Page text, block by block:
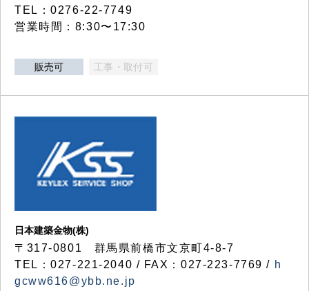
TEL：0276-22-7749
営業時間：8:30〜17:30
販売可 工事・取付可
日本建築金物(株)
〒317‐0801 群馬県前橋市文京町4-8-7
TEL：027-221-2040 / FAX：027-223-7769 / h
gcww616@ybb.ne.jp